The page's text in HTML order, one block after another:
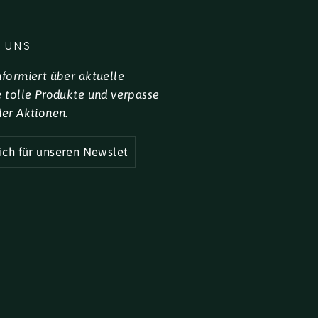
über aktuelle
tolle Produkte und verpasse
Aktionen.